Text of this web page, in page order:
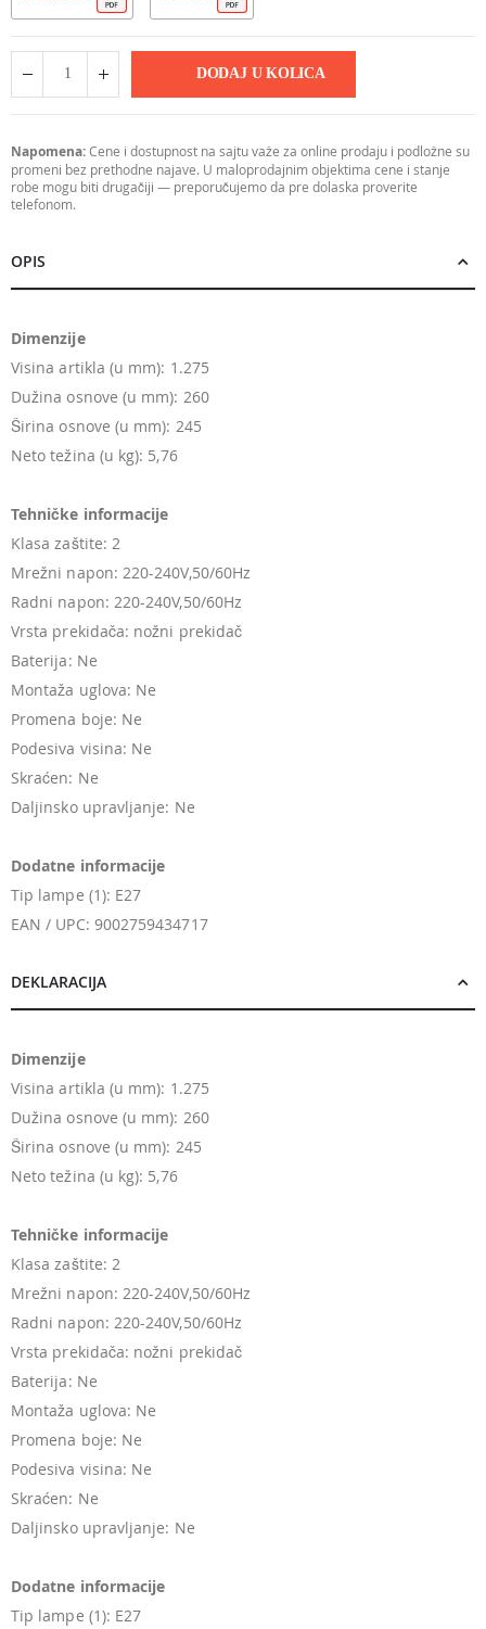
DODAJ U KOLICA
Napomena:Cene i dostupnost na sajtu važe za online prodaju i podložne su
promeni bez prethodne najave. U maloprodajnim objektima cene i stanje
robe mogu biti drugačiji — preporučujemo da pre dolaska proverite
telefonom.
OPIS
Dimenzije
Visina artikla (u mm): 1.275
Dužina osnove (u mm): 260
Širina osnove (u mm): 245
Neto težina (u kg): 5,76
Tehničke informacije
Klasa zaštite: 2
Mrežni napon: 220-240V,50/60Hz
Radni napon: 220-240V,50/60Hz
Vrsta prekidača: nožni prekidač
Baterija: Ne
Montaža uglova: Ne
Promena boje: Ne
Podesiva visina: Ne
Skraćen: Ne
Daljinsko upravljanje: Ne
Dodatne informacije
Tip lampe (1): E27
EAN / UPC: 9002759434717
DEKLARACIJA
Dimenzije
Visina artikla (u mm): 1.275
Dužina osnove (u mm): 260
Širina osnove (u mm): 245
Neto težina (u kg): 5,76
Tehničke informacije
Klasa zaštite: 2
Mrežni napon: 220-240V,50/60Hz
Radni napon: 220-240V,50/60Hz
Vrsta prekidača: nožni prekidač
Baterija: Ne
Montaža uglova: Ne
Promena boje: Ne
Podesiva visina: Ne
Skraćen: Ne
Daljinsko upravljanje: Ne
Dodatne informacije
Tip lampe (1): E27